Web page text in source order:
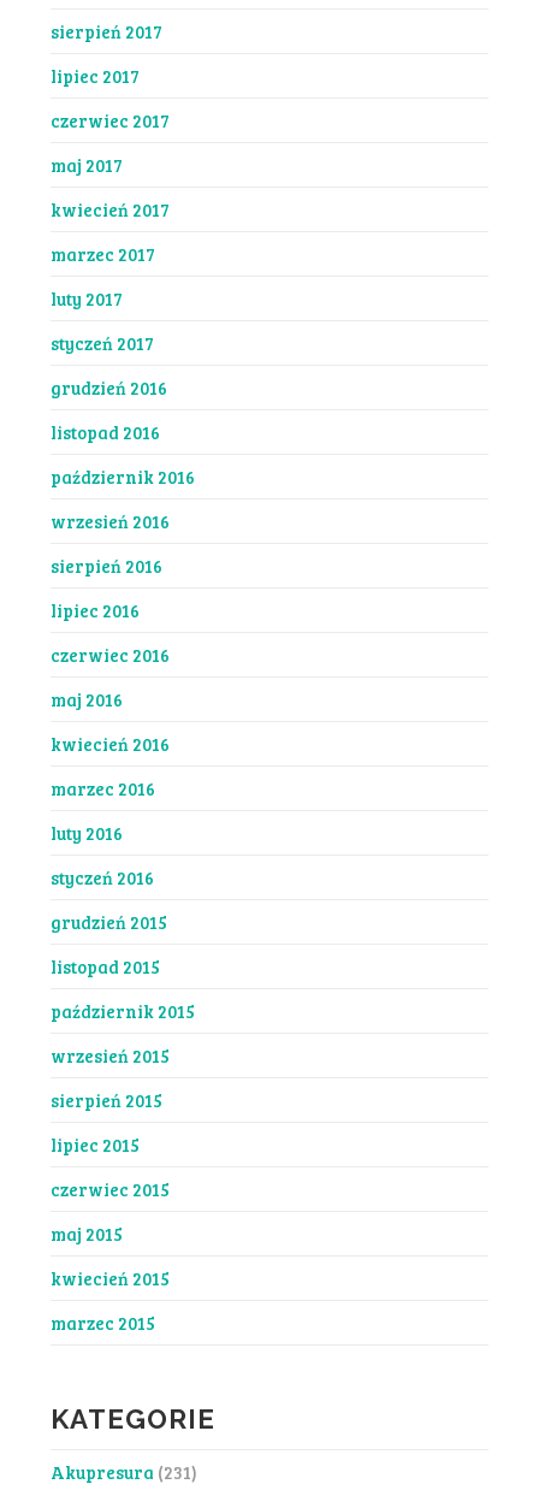
sierpień 2017
lipiec 2017
czerwiec 2017
maj 2017
kwiecień 2017
marzec 2017
luty 2017
styczeń 2017
grudzień 2016
listopad 2016
październik 2016
wrzesień 2016
sierpień 2016
lipiec 2016
czerwiec 2016
maj 2016
kwiecień 2016
marzec 2016
luty 2016
styczeń 2016
grudzień 2015
listopad 2015
październik 2015
wrzesień 2015
sierpień 2015
lipiec 2015
czerwiec 2015
maj 2015
kwiecień 2015
marzec 2015
KATEGORIE
Akupresura (231)